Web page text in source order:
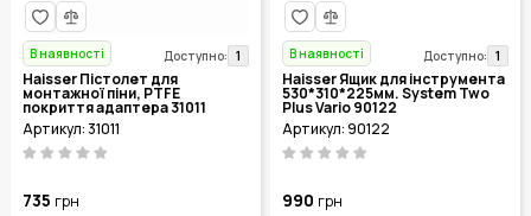
В наявності Доступно: 1
Haisser Пістолет для
монтажної піни, PTFE
покриття адаптера 31011
Артикул: 31011
735 грн
В наявності Доступно: 1
Haisser Ящик для інструмента
530*310*225мм. System Two
Plus Vario 90122
Артикул: 90122
990 грн